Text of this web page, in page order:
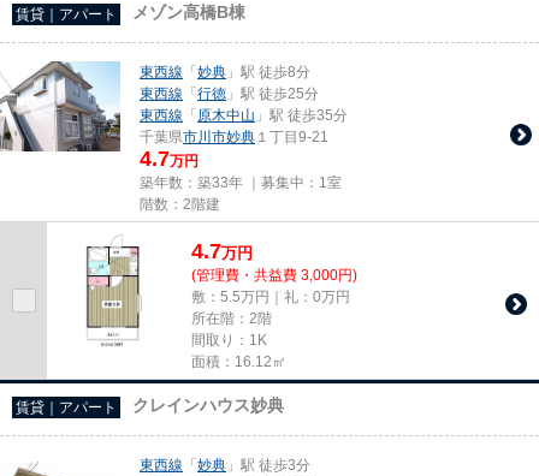
賃貸｜アパート メゾン高橋B棟
東西線 「妙典 」駅 徒歩8分
東西線 「行徳 」駅 徒歩25分
東西線 「原木中山 」駅 徒歩35分
千葉県市川市妙典 １丁目9-21
4.7万円
築年数：築33年 ｜募集中： 1室
階数：2階建
4.7万円
(管理費・共益費 3,000円)
敷：5.5万円｜礼：0万円
所在階：2階
間取り：1K
面積：16.12㎡
賃貸｜アパート クレインハウス妙典
東西線 「妙典 」駅 徒歩3分